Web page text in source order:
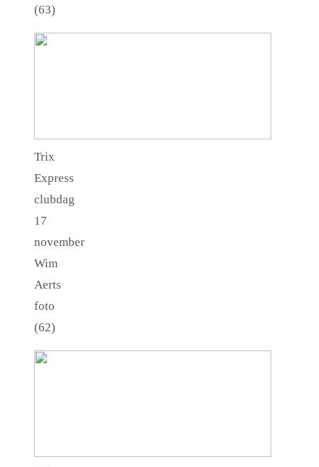
(63)
Trix
Express
clubdag
17
november
Wim
Aerts
foto
(62)